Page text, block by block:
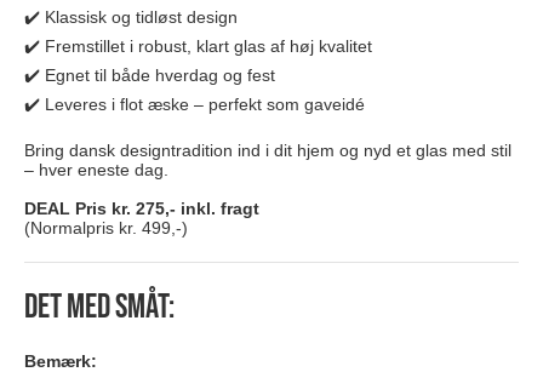
✔️ Klassisk og tidløst design
✔️ Fremstillet i robust, klart glas af høj kvalitet
✔️ Egnet til både hverdag og fest
✔️ Leveres i flot æske – perfekt som gaveidé
Bring dansk designtradition ind i dit hjem og nyd et glas med stil
– hver eneste dag.
DEAL Pris kr. 275,- inkl. fragt
(Normalpris kr. 499,-)
Det med småt:
Bemærk: